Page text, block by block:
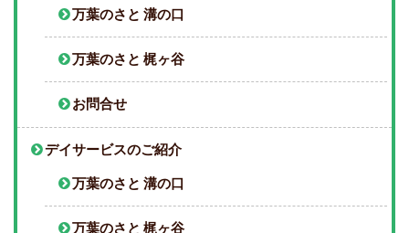
万葉のさと 溝の口
万葉のさと 梶ヶ谷
お問合せ
デイサービスのご紹介
万葉のさと 溝の口
万葉のさと 梶ヶ谷